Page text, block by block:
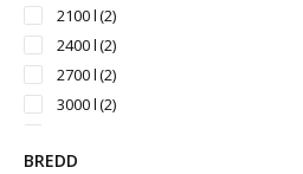
2100 l(2)
2400 l(2)
2700 l(2)
3000 l(2)
3600 l
BREDD